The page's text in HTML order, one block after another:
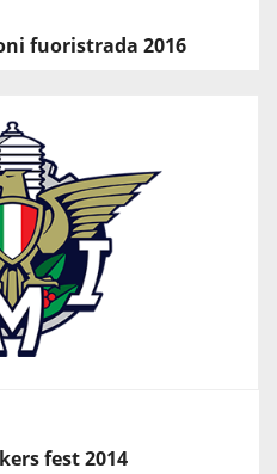
fuoristrada 2016
fest 2014